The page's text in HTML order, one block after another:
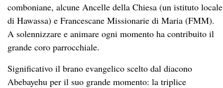
comboniane, alcune Ancelle della Chiesa (un istituto locale
di Hawassa) e Francescane Missionarie di Maria (FMM).
A solennizzare e animare ogni momento ha contribuito il
grande coro parrocchiale.
Significativo il brano evangelico scelto dal diacono
Abebayehu per il suo grande momento: la triplice